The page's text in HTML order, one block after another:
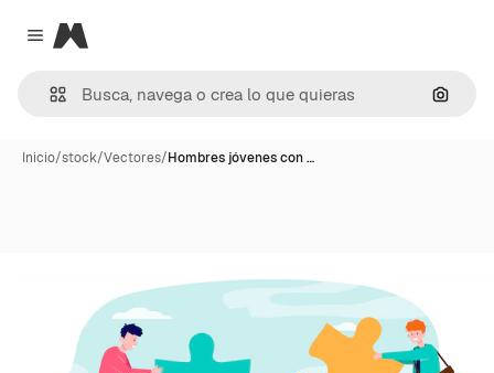
Close menu
Magnific
Inicio/stock/Vectores/Hombres jóvenes con …